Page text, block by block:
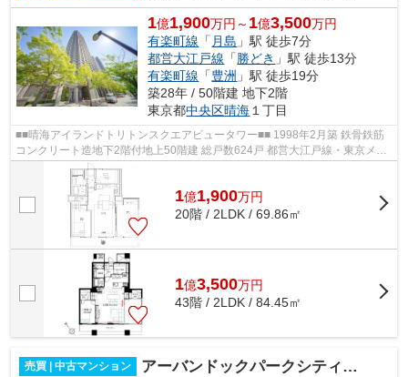
1億1,900万円～ 1億3,500万円
有楽町線 「 月島 」駅 徒歩7分
都営大江戸線 「勝どき 」駅 徒歩13分
有楽町線 「豊洲 」駅 徒歩19分
築28年 / 50階建 地下2階
東京都中央区晴海１丁目
■■晴海アイランドトリトンスクエアビュータワー■■ 1998年2月築 鉄骨鉄筋
コンクリート造地下2階付地上50階建 総戸数624戸 都営大江戸線・東京メト
1億1,900万円
20階 / 2LDK / 69.86㎡
1億3,500万円
43階 / 2LDK / 84.45㎡
売買 | 中古マンション アーバンドックパークシティ豊洲タワーA